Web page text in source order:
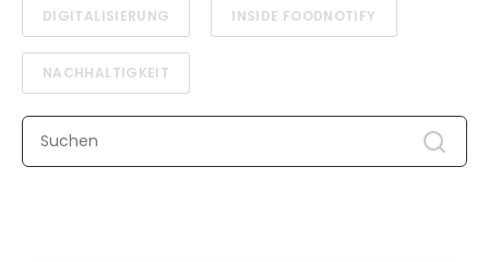
DIGITALISIERUNG INSIDE FOODNOTIFY
NACHHALTIGKEIT